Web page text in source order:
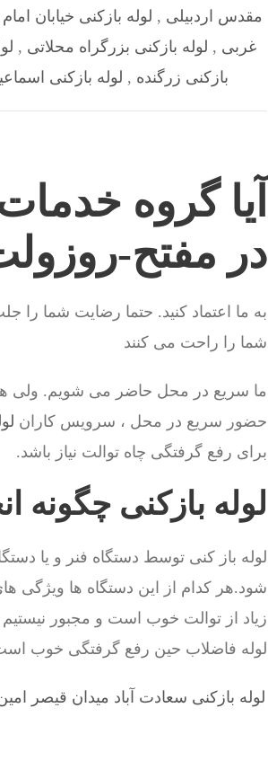
مقدس اردبیلی , لوله بازکنی خیابان
غربی , لوله بازکنی بزرگراه محلاتی ,
بازکنی زرگنده , لوله بازکنی
آیا گروه
در مفتح-
به ما اعتماد کنید. حتما رضایت شما را
شما را راحت می کنند
ما سریع در محل حاضر می شویم. ولی
حضور سریع در محل ، سرویس کاران
برای رفع گرفتگی چاه توالت نیاز باشد.
لوله بازکنی
لوله باز کنی توسط دستگاه فنر و یا
شود.هر کدام از این دستگاه ها ویژگی
زیاد از توالت خوب است و مجبور نیستیم
لوله فاضلاب حین رفع گرفتگی خوب
لوله بازکنی سعادت آباد میدان قیصر